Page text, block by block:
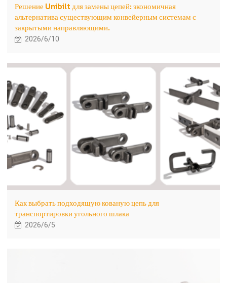
Решение Unibilt для замены цепей: экономичная
альтернатива существующим конвейерным системам с
закрытыми направляющими.
2026/6/10
Как выбрать подходящую кованую цепь для
транспортировки угольного шлака
2026/6/5